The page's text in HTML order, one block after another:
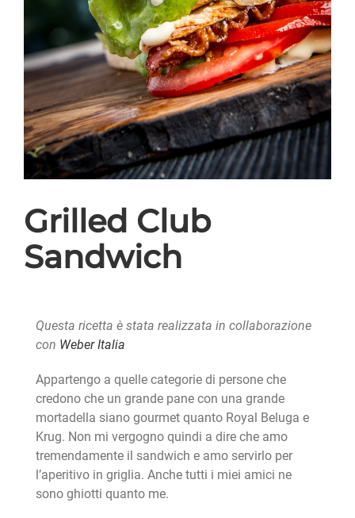
Grilled Club
Sandwich
Questa ricetta è stata realizzata in collaborazione
con Weber Italia
Appartengo a quelle categorie di persone che
credono che un grande pane con una grande
mortadella siano gourmet quanto Royal Beluga e
Krug. Non mi vergogno quindi a dire che amo
tremendamente il sandwich e amo servirlo per
l’aperitivo in griglia. Anche tutti i miei amici ne
sono ghiotti quanto me.